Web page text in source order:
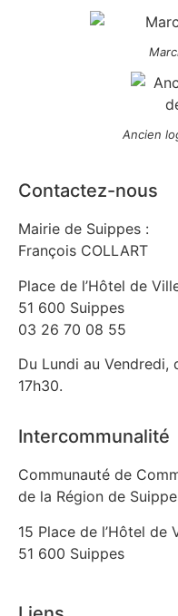
Ancien
Contactez-nous
Mairie de Suippes :
François COLLART
Place de l’Hôtel de
51 600 Suippes
03 26 70 08 55
Du Lundi au Vendredi,
17h30.
Intercommunalité
Communauté de
de la Région de
15 Place de l’Hôtel de
51 600 Suippes